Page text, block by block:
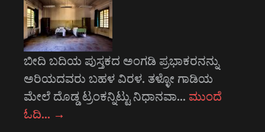
ಬೀದಿ ಬದಿಯ ಪುಸ್ತಕದ ಅಂಗಡಿ ಪ್ರಭಾಕರನನ್ನು
ಅರಿಯದವರು ಬಹಳ ವಿರಳ. ತಳ್ಳೋ ಗಾಡಿಯ
ಮೇಲೆ ದೊಡ್ಡ ಟ್ರಂಕನ್ನಿಟ್ಟು ನಿಧಾನವಾ… ಮುಂದೆ
ಓದಿ… →